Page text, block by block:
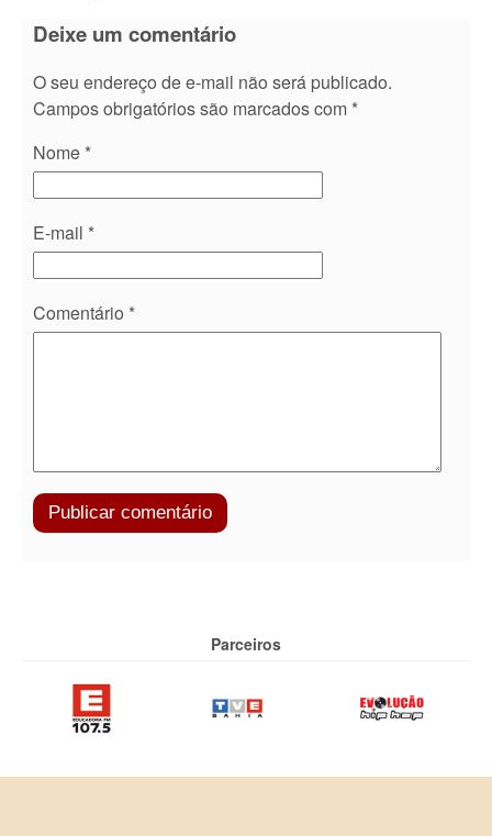
Deixe um comentário
O seu endereço de e-mail não será publicado.
Campos obrigatórios são marcados com *
Nome *
E-mail *
Comentário *
Parceiros